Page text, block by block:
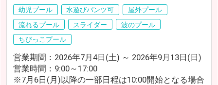
幼児プール 水遊びパンツ可
屋外プール
流れるプール
スライダー
波のプール
ちびっこプール
営業期間：2026年7月4日(土) ～ 2026年9月13日(日)
営業時間：9:00～17:00
※7月6日(月)以降の一部日程は10:00開始となる場合